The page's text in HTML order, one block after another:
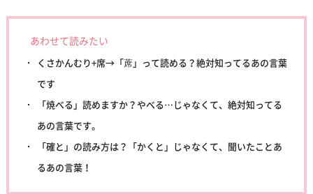
あわせて読みたい
くさかんむり+席→「蓆」って読める？絶対知ってるあの言葉
です
「焼べる」読めますか？やべる…じゃなくて、絶対知ってる
あの言葉です。
「確と」の読み方は？「かくと」じゃなくて、聞いたことあ
るあの言葉！